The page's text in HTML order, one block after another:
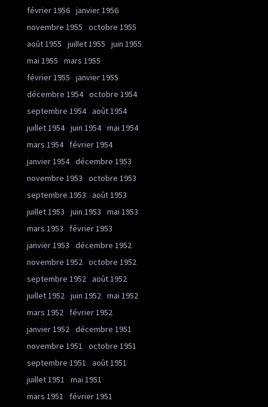
février 1956 janvier 1956
novembre 1955
octobre 1955
août 1955
juillet 1955
juin 1955
mai 1955
mars 1955
février 1955
janvier 1955
décembre 1954 octobre 1954
septembre 1954 août 1954
juillet 1954 juin 1954 mai 1954
mars 1954
février 1954
janvier 1954 décembre 1953
novembre 1953
octobre 1953
septembre 1953
août 1953
juillet 1953
juin 1953
mai 1953
mars 1953
février 1953
janvier 1953
décembre 1952
novembre 1952 octobre 1952
septembre 1952 août 1952
juillet 1952 juin 1952 mai 1952
mars 1952
février 1952
janvier 1952 décembre 1951
novembre 1951
octobre 1951
septembre 1951
août 1951
juillet 1951
mai 1951
mars 1951
février 1951